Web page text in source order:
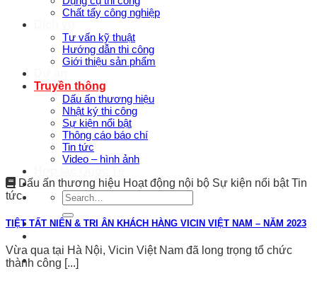
Chất tẩy công nghiệp
Tư vấn kỹ thuật
Hướng dẫn thi công
Giới thiệu sản phẩm
Truyền thông
Dấu ấn thương hiệu
Nhật ký thi công
Sự kiện nổi bật
Thông cáo báo chí
Tin tức
Video – hình ảnh
FAQ
Search
for:
Dấu ấn thương hiệu Hoạt động nội bộ Sự kiện nổi bật Tin
tức
TIỆT TẤT NIÊN & TRI ÂN KHÁCH HÀNG VICIN VIỆT NAM – NĂM 2023
Vừa qua tại Hà Nội, Vicin Việt Nam đã long trọng tổ chức
thành công [...]